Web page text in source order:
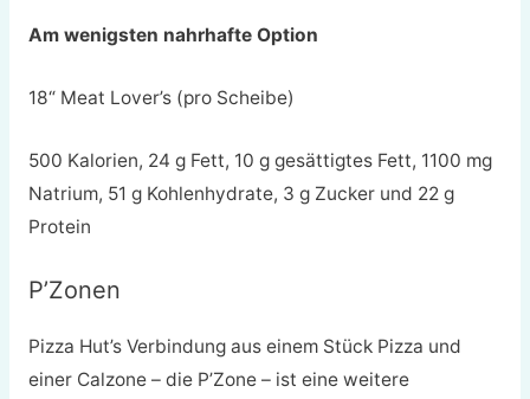
Am wenigsten nahrhafte Option
18“ Meat Lover’s (pro Scheibe)
500 Kalorien, 24 g Fett, 10 g gesättigtes Fett, 1100 mg
Natrium, 51 g Kohlenhydrate, 3 g Zucker und 22 g
Protein
P’Zonen
Pizza Hut’s Verbindung aus einem Stück Pizza und
einer Calzone – die P’Zone – ist eine weitere